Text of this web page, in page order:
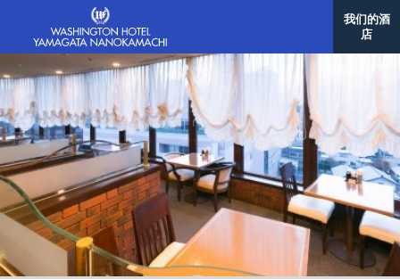
我们的酒
店